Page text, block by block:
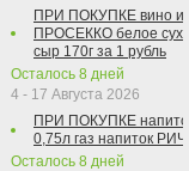
ПРИ ПОКУПКЕ вино
ПРОСЕККО белое
сыр 170г за 1 рубль
Осталось 8 дней
4 - 17 Августа 2026
ПРИ ПОКУПКЕ
0,75л газ напиток
Осталось 8 дней